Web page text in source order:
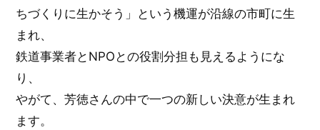
ちづくりに生かそう」という機運が沿線の市町に生
まれ、
鉄道事業者とNPOとの役割分担も見えるようにな
り、
やがて、芳徳さんの中で一つの新しい決意が生まれ
ます。